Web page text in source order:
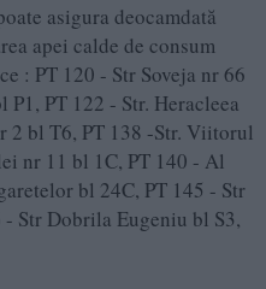
asigura deocamdată
apei calde de consum
: PT 120 - Str Soveja nr 66
PT 122 - Str. Heracleea
2 bl T6, PT 138 -Str. Viitorul
nr 11 bl 1C, PT 140 - Al
bl 24C, PT 145 - Str
Str Dobrila Eugeniu bl S3,